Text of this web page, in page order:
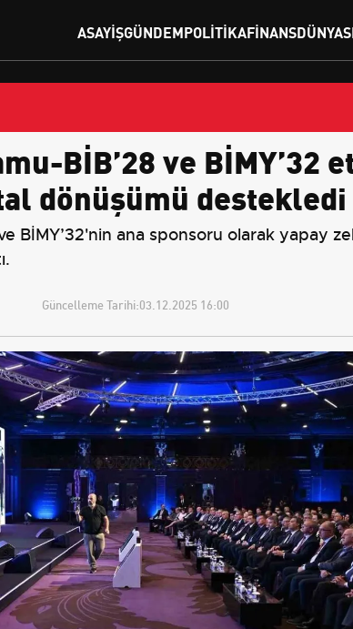
ASAYIŞGÜNDEMPOLITIKAFINANSDÜNYA
BİB’28 ve
dönüşümü destekledi
BİMY’32'nin ana sponsoru olarak yapay
Güncelleme Tarihi:03.12.2025 16:00